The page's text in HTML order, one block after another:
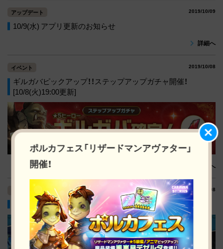
アップデート 2019/10/09
10/9(水) アプリ更新のお知らせ
詳細へ
イベント 2019/10/08
ギルガバピックアップ！！ステップアップガチャ開催！
[10/8(火)19:00更新]
詳細へ
2019/10/08
【結果発表】水族館SSコンテスト
ポルカフェス「リザードマンアヴァター」
開催！